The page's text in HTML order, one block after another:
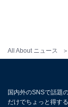
All About ニュース
国内外のSNSで話題
だけでちょっと得す